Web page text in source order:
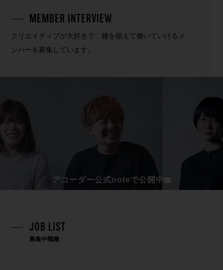
MEMBER INTERVIEW
クリエイティブが大好きで、腰を据えて働いていけるメ
ンバーを募集しています。
アコーダー公式noteで公開中
JOB LIST
募集中職種